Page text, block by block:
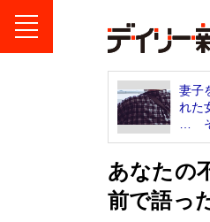
妻子
れた
…
あなたの
前で語っ